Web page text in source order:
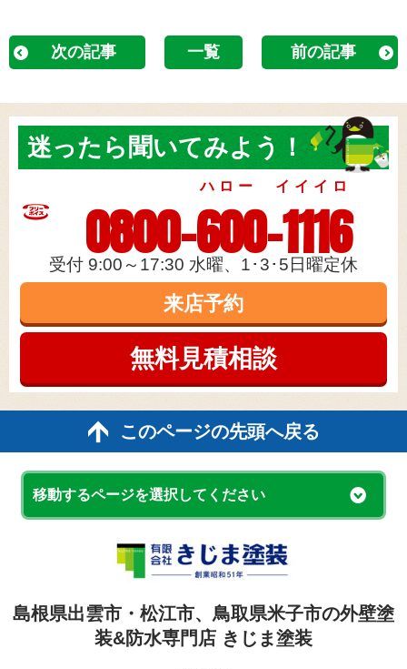
次の記事 一覧 前の記事
迷ったら 聞いてみよう！
0800-600-1116
ハロー イイイロ
受付 9:00～17:30 水曜、1･3･5日曜定休
来店予約
無料見積相談
このページの先頭へ戻る
移動するページを選択してください
島根県出雲市・松江市、鳥取県米子市の外壁塗
装&防水専門店 きじま塗装